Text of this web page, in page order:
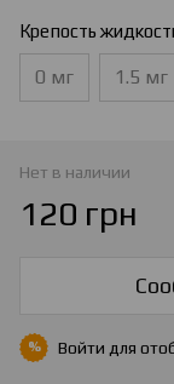
Крепость
0 мг 1.5 мг
Нет в наличии
120 грн
% Войти для